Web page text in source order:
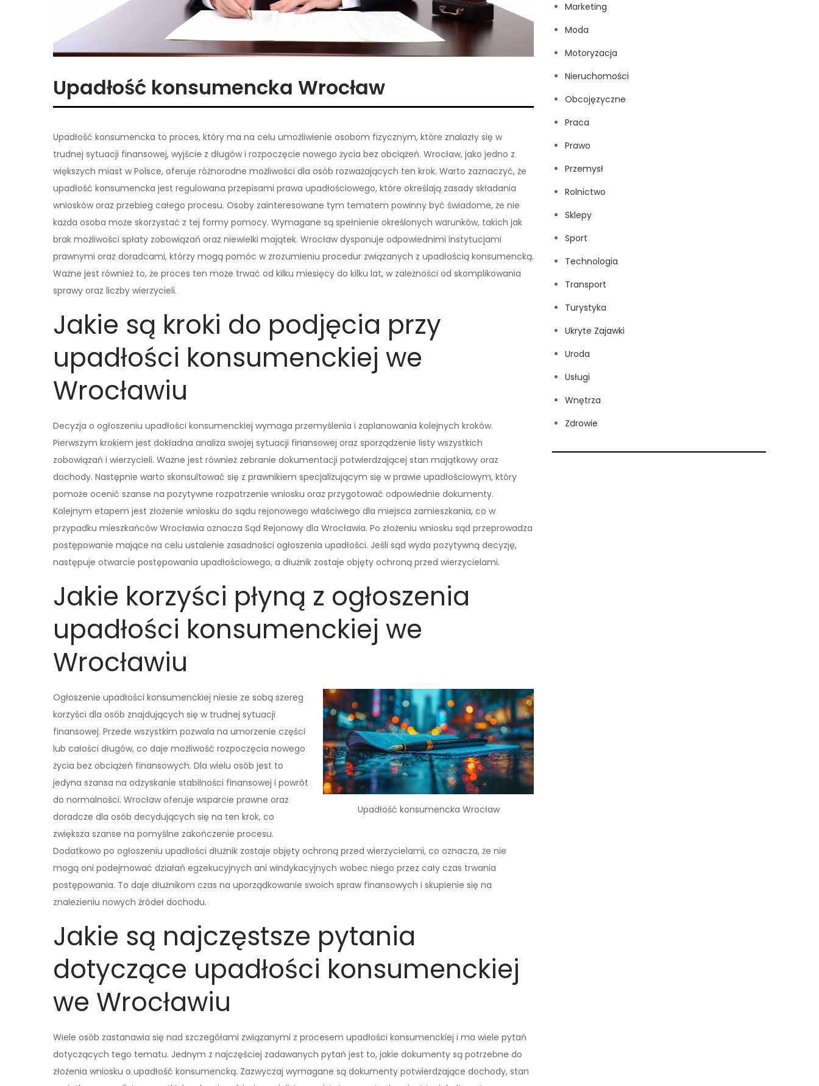
Upadłość konsumencka Wrocław
Upadłość konsumencka to proces, który ma na celu umożliwienie osobom fizycznym, które znalazły się w
trudnej sytuacji finansowej, wyjście z długów i rozpoczęcie nowego życia bez obciążeń. Wrocław, jako jedno z
większych miast w Polsce, oferuje różnorodne możliwości dla osób rozważających ten krok. Warto zaznaczyć, że
upadłość konsumencka jest regulowana przepisami prawa upadłościowego, które określają zasady składania
wniosków oraz przebieg całego procesu. Osoby zainteresowane tym tematem powinny być świadome, że nie
każda osoba może skorzystać z tej formy pomocy. Wymagane są spełnienie określonych warunków, takich jak
brak możliwości spłaty zobowiązań oraz niewielki majątek. Wrocław dysponuje odpowiednimi instytucjami
prawnymi oraz doradcami, którzy mogą pomóc w zrozumieniu procedur związanych z upadłością konsumencką.
Ważne jest również to, że proces ten może trwać od kilku miesięcy do kilku lat, w zależności od skomplikowania
sprawy oraz liczby wierzycieli.
Jakie są kroki do podjęcia przy
upadłości konsumenckiej we
Wrocławiu
Decyzja o ogłoszeniu upadłości konsumenckiej wymaga przemyślenia i zaplanowania kolejnych kroków.
Pierwszym krokiem jest dokładna analiza swojej sytuacji finansowej oraz sporządzenie listy wszystkich
zobowiązań i wierzycieli. Ważne jest również zebranie dokumentacji potwierdzającej stan majątkowy oraz
dochody. Następnie warto skonsultować się z prawnikiem specjalizującym się w prawie upadłościowym, który
pomoże ocenić szanse na pozytywne rozpatrzenie wniosku oraz przygotować odpowiednie dokumenty.
Kolejnym etapem jest złożenie wniosku do sądu rejonowego właściwego dla miejsca zamieszkania, co w
przypadku mieszkańców Wrocławia oznacza Sąd Rejonowy dla Wrocławia. Po złożeniu wniosku sąd przeprowadza
postępowanie mające na celu ustalenie zasadności ogłoszenia upadłości. Jeśli sąd wyda pozytywną decyzję,
następuje otwarcie postępowania upadłościowego, a dłużnik zostaje objęty ochroną przed wierzycielami.
Jakie korzyści płyną z ogłoszenia
upadłości konsumenckiej we
Wrocławiu
Upadłość konsumencka Wrocław
Ogłoszenie upadłości konsumenckiej niesie ze sobą szereg
korzyści dla osób znajdujących się w trudnej sytuacji
finansowej. Przede wszystkim pozwala na umorzenie części
lub całości długów, co daje możliwość rozpoczęcia nowego
życia bez obciążeń finansowych. Dla wielu osób jest to
jedyna szansa na odzyskanie stabilności finansowej i powrót
do normalności. Wrocław oferuje wsparcie prawne oraz
doradcze dla osób decydujących się na ten krok, co
zwiększa szanse na pomyślne zakończenie procesu.
Dodatkowo po ogłoszeniu upadłości dłużnik zostaje objęty ochroną przed wierzycielami, co oznacza, że nie
mogą oni podejmować działań egzekucyjnych ani windykacyjnych wobec niego przez cały czas trwania
postępowania. To daje dłużnikom czas na uporządkowanie swoich spraw finansowych i skupienie się na
znalezieniu nowych źródeł dochodu.
Jakie są najczęstsze pytania
dotyczące upadłości konsumenckiej
we Wrocławiu
Wiele osób zastanawia się nad szczegółami związanymi z procesem upadłości konsumenckiej i ma wiele pytań
dotyczących tego tematu. Jednym z najczęściej zadawanych pytań jest to, jakie dokumenty są potrzebne do
złożenia wniosku o upadłość konsumencką. Zazwyczaj wymagane są dokumenty potwierdzające dochody, stan
Marketing
Moda
Motoryzacja
Nieruchomości
Obcojęzyczne
Praca
Prawo
Przemysł
Rolnictwo
Sklepy
Sport
Technologia
Transport
Turystyka
Ukryte Zajawki
Uroda
Usługi
Wnętrza
Zdrowie